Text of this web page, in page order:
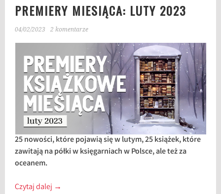
PREMIERY MIESIĄCA: LUTY 2023
04/02/2023 2 komentarze
25 nowości, które pojawią się w lutym, 25 książek, które
zawitają na półki w księgarniach w Polsce, ale też za
oceanem.
Czytaj dalej →